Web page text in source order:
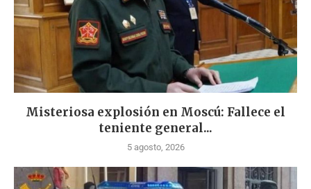
Misteriosa explosión en Moscú: Fallece el
teniente general...
5 agosto, 2026